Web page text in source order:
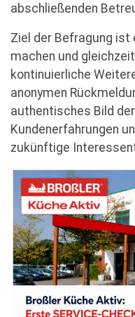
abschließenden
Ziel der Befragung ist
machen und
kontinuierliche
anonymen
authentisches Bild
Kundenerfahrungen
zukünftige